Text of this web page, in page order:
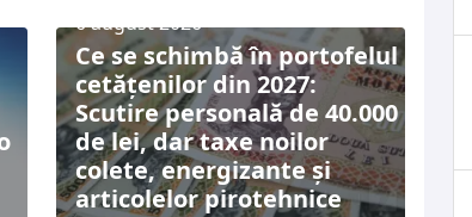
6 august 2026
Ce se schimbă în portofelul
cetățenilor din 2027:
Scutire personală de 40.000
de lei, dar taxe noilor
colete, energizante și
articolelor pirotehnice